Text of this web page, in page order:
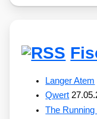
Langer Atem
Qwert
The Running